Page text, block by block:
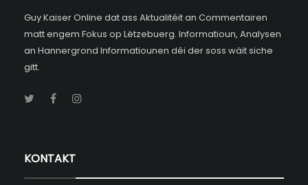
Guy Kaiser Online dat ass Aktualitéit an Commentairen
matt engem Fokus op Lëtzebuerg. Informatioun, Analysen
an Hannergrond Informatiounen déi der soss wäit siche
gitt.
KONTAKT